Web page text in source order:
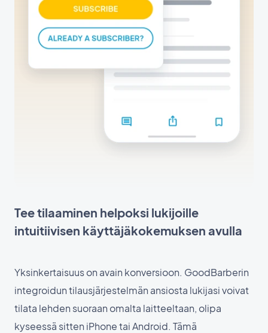
Tee tilaaminen helpoksi lukijoille
intuitiivisen käyttäjäkokemuksen avulla
Yksinkertaisuus on avain konversioon. GoodBarberin
integroidun tilausjärjestelmän ansiosta lukijasi voivat
tilata lehden suoraan omalta laitteeltaan, olipa
kyseessä sitten iPhone tai Android. Tämä